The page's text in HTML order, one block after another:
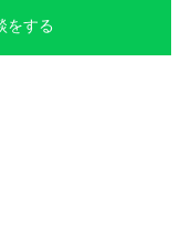
をする